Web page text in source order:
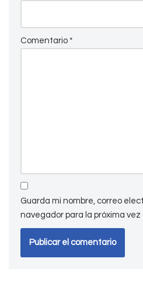
Comentario *
Guarda mi nombre, correo
navegador para la próxima vez